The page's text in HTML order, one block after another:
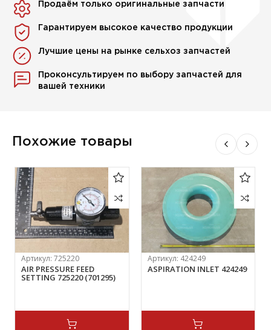
Продаём только оригинальные запчасти
Гарантируем высокое качество продукции
Лучшие цены на рынке сельхоз запчастей
Проконсультируем по выбору запчастей для
вашей техники
Похожие товары
Артикул:725220
AIR PRESSURE FEED
SETTING 725220 (701295)
Артикул: 424249
ASPIRATION INLET 424249